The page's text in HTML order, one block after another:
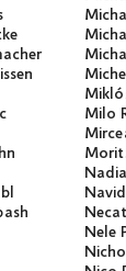
Milo
Nele